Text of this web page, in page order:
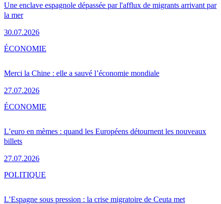
Une enclave espagnole dépassée par l'afflux de migrants arrivant par
la mer
30.07.2026
Merci la Chine : elle a sauvé l’économie mondiale
27.07.2026
ÉCONOMIE
L’euro en mèmes : quand les Européens détournent les nouveaux
billets
27.07.2026
ÉCONOMIE
L’Espagne sous pression : la crise migratoire de Ceuta met
POLITIQUE